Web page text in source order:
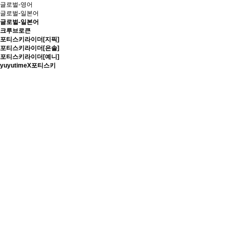
글로벌-영어
글로벌-일본어
글로벌-일본어
크루브로큰
포티스키라이더[지픽]
포티스키라이더[은솔]
포티스키라이더[예니]
yuyutimeX포티스키